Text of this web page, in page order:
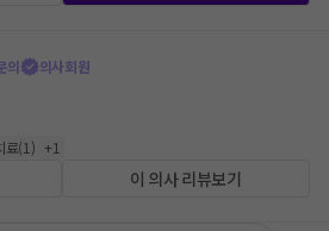
의 의사회원
료(1 ) +1
이 의사 리뷰보기